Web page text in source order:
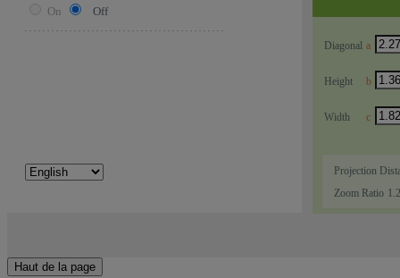
Haut de la page